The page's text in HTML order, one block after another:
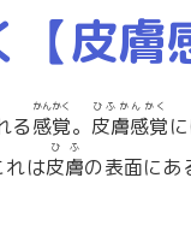
皮膚
る感覚
かんかく
。 皮膚感覚
ひふかんかく
れは皮膚
ひふ
の表面にあ